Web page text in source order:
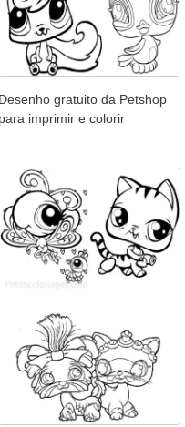
Desenho gratuito da Petshop
para imprimir e colorir